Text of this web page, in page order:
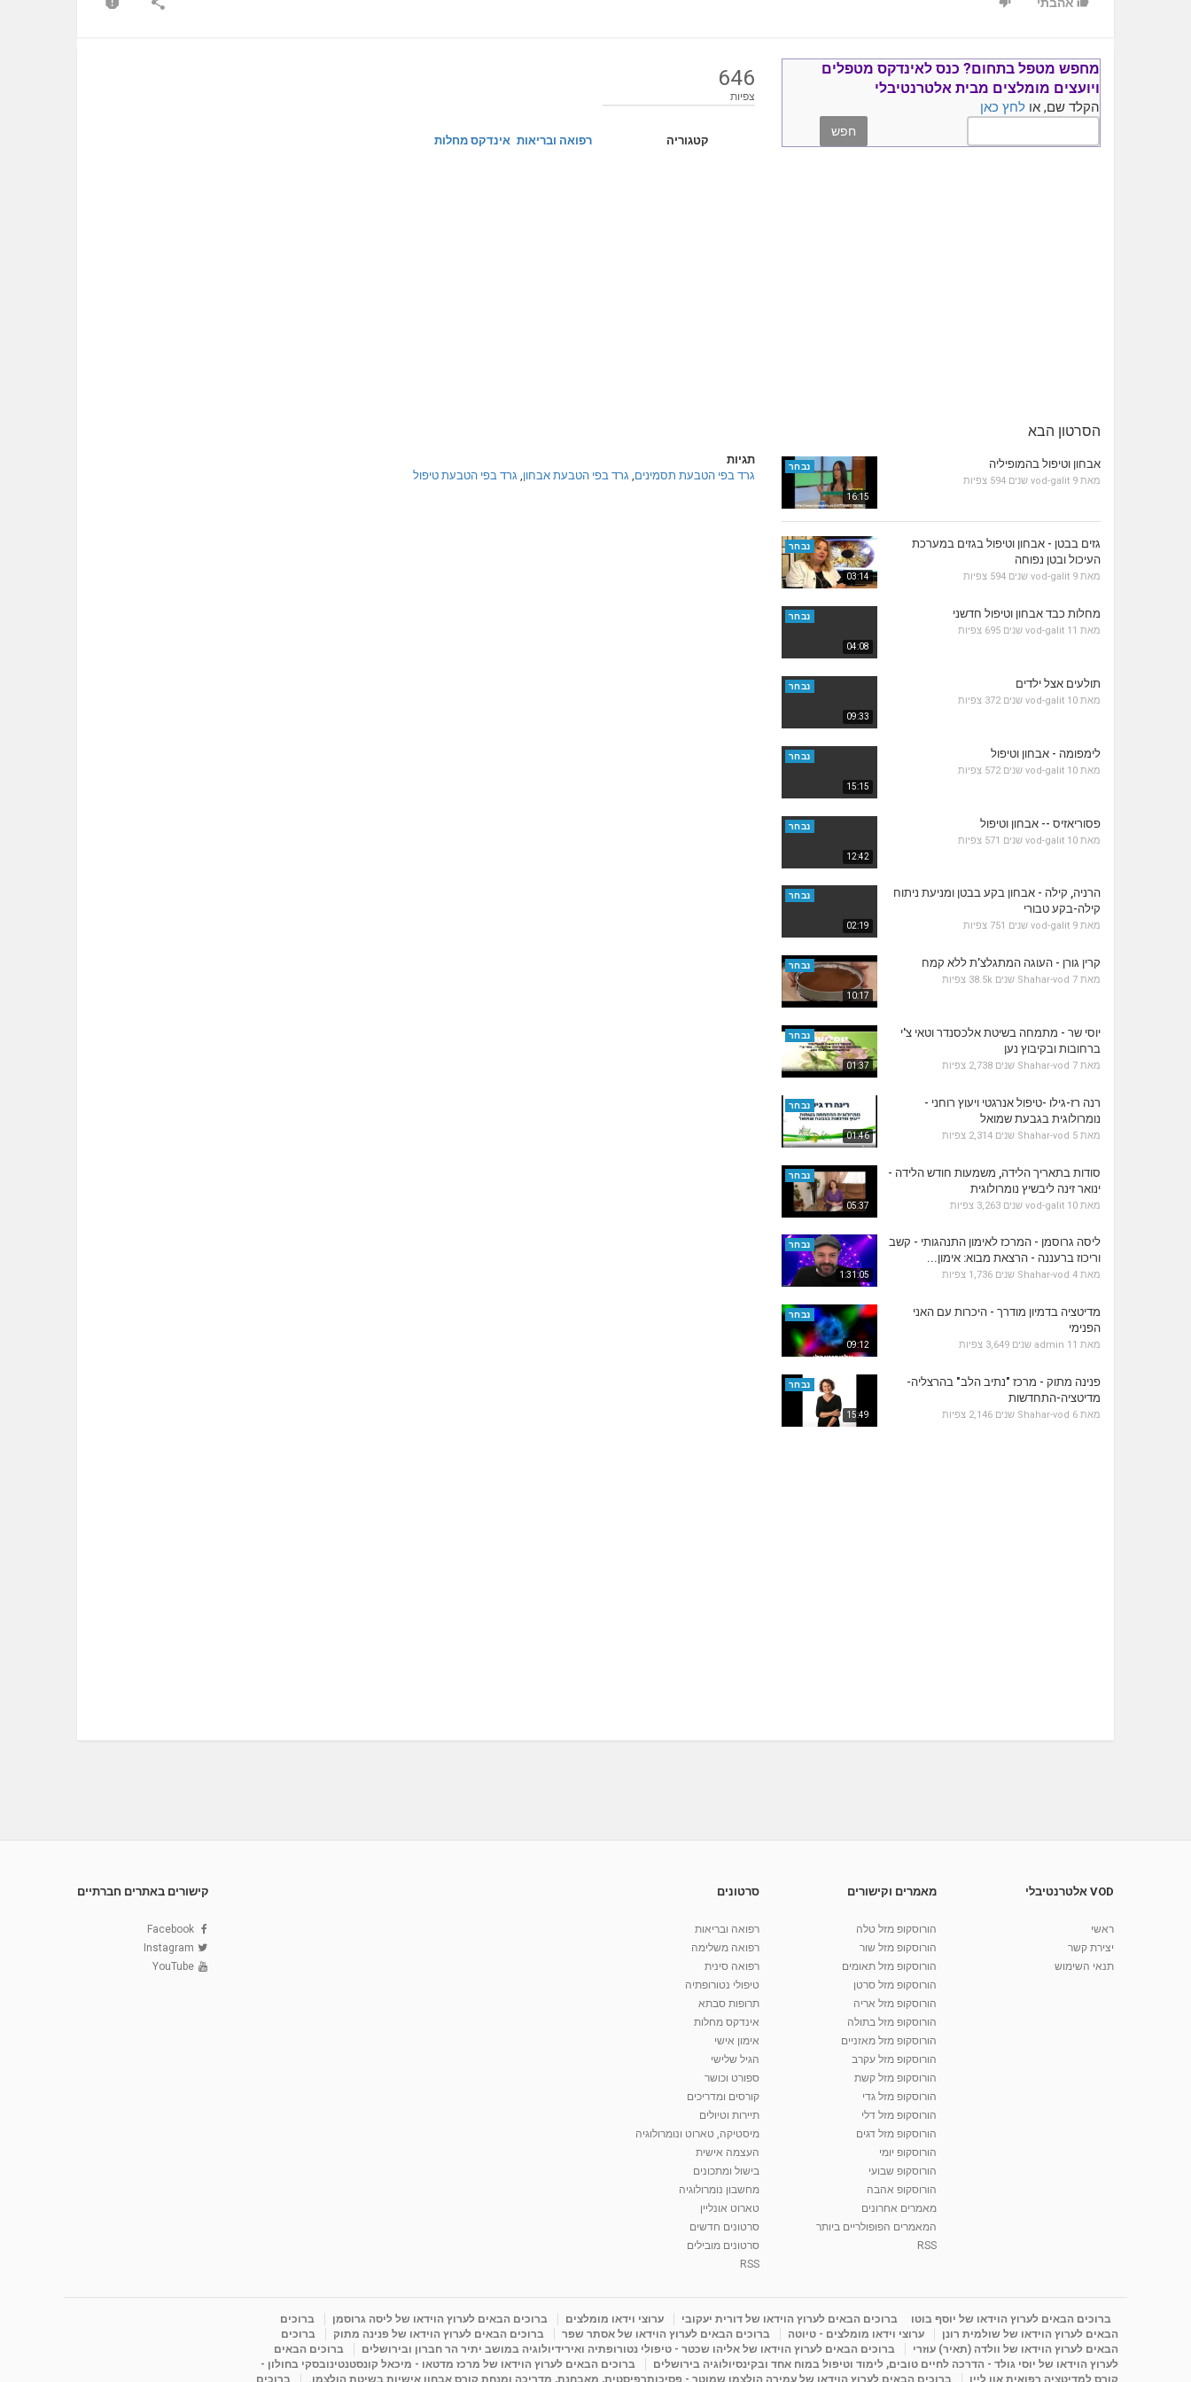
אהבתי
646
צפיות
קטגוריה רפואה ובריאות אינדקס מחלות
תגיות
גרד בפי הטבעת תסמינים, גרד בפי הטבעת אבחון, גרד בפי הטבעת טיפול
מחפש מטפל בתחום? כנס לאינדקס מטפלים
ויועצים מומלצים מבית אלטרנטיבלי
הקלד שם, או לחץ כאן
הסרטון הבא
16:15
נבחר אבחון וטיפול בהמופיליה
מאת vod-galit 9 שנים 594 צפיות
03:14
נבחר
גזים בבטן - אבחון וטיפול בגזים במערכת
העיכול ובטן נפוחה
מאת vod-galit 9 שנים 594 צפיות
04:08
נבחר מחלות כבד אבחון וטיפול חדשני
מאת vod-galit 11 שנים 695 צפיות
09:33
נבחר תולעים אצל ילדים
מאת vod-galit 10 שנים 372 צפיות
15:15
נבחר לימפומה - אבחון וטיפול
מאת vod-galit 10 שנים 572 צפיות
12:42
נבחר פסוריאזיס -- אבחון וטיפול
מאת vod-galit 10 שנים 571 צפיות
02:19
נבחר
הרניה, קילה - אבחון בקע בבטן ומניעת ניתוח
קילה-בקע טבורי
מאת vod-galit 9 שנים 751 צפיות
10:17
נבחר קרין גורן - העוגה המתגלצ’ת ללא קמח
מאת Shahar-vod 7 שנים 38.5k צפיות
01:37
נבחר
יוסי שר - מתמחה בשיטת אלכסנדר וטאי צ'י
ברחובות ובקיבוץ נען
מאת Shahar-vod 7 שנים 2,738 צפיות
01:46
נבחר
רנה רז-גילו -טיפול אנרגטי ויעוץ רוחני -
נומרולוגית בגבעת שמואל
מאת Shahar-vod 5 שנים 2,314 צפיות
05:37
נבחר
סודות בתאריך הלידה, משמעות חודש הלידה -
ינואר זינה ליבשיץ נומרולוגית
מאת vod-galit 10 שנים 3,263 צפיות
1:31:05
נבחר
ליסה גרוסמן - המרכז לאימון התנהגותי - קשב
וריכוז ברעננה - הרצאת מבוא: אימון...
מאת Shahar-vod 4 שנים 1,736 צפיות
09:12
נבחר
מדיטציה בדמיון מודרך - היכרות עם האני
הפנימי
מאת admin 11 שנים 3,649 צפיות
15:49
נבחר
פנינה מתוק - מרכז "נתיב הלב" בהרצליה-
מדיטציה-התחדשות
מאת Shahar-vod 6 שנים 2,146 צפיות
VOD אלטרנטיבלי
ראשי
יצירת קשר
תנאי השימוש
מאמרים וקישורים
הורוסקופ מזל טלה
הורוסקופ מזל שור
הורוסקופ מזל תאומים
הורוסקופ מזל סרטן
הורוסקופ מזל אריה
הורוסקופ מזל בתולה
הורוסקופ מזל מאזניים
הורוסקופ מזל עקרב
הורוסקופ מזל קשת
הורוסקופ מזל גדי
הורוסקופ מזל דלי
הורוסקופ מזל דגים
הורוסקופ יומי
הורוסקופ שבועי
הורוסקופ אהבה
מאמרים אחרונים
המאמרים הפופולריים ביותר
RSS
סרטונים
רפואה ובריאות
רפואה משלימה
רפואה סינית
טיפולי נטורופתיה
תרופות סבתא
אינדקס מחלות
אימון אישי
הגיל שלישי
ספורט וכושר
קורסים ומדריכים
תיירות וטיולים
מיסטיקה, טארוט ונומרולוגיה
העצמה אישית
בישול ומתכונים
מחשבון נומרולוגיה
טארוט אונליין
סרטונים חדשים
סרטונים מובילים
RSS
קישורים באתרים חברתיים
Facebook
Instagram
YouTube
ברוכים הבאים לערוץ הוידאו של יוסף בוטו ברוכים הבאים לערוץ הוידאו של דורית יעקובי ערוצי וידאו מומלצים ברוכים הבאים לערוץ הוידאו של ליסה גרוסמן
ברוכים
הבאים לערוץ הוידאו של שולמית רונן
ערוצי וידאו מומלצים - טיוטה ברוכים הבאים לערוץ הוידאו של אסתר שפר ברוכים הבאים לערוץ הוידאו של פנינה מתוק
ברוכים
הבאים לערוץ הוידאו של וולדה (תאיר) עוזרי
ברוכים הבאים לערוץ הוידאו של אליהו שכטר - טיפולי נטורופתיה ואירידיולוגיה במושב יתיר הר חברון ובירושלים
ברוכים הבאים
לערוץ הוידאו של יוסי גולד - הדרכה לחיים טובים, לימוד וטיפול במוח אחד ובקינסיולוגיה בירושלים
ברוכים הבאים לערוץ הוידאו של מרכז מדטאו - מיכאל קונסטנטינובסקי בחולון -
קורס למדיטציה רפואית און ליין
ברוכים הבאים לערוץ הוידאו של עמירה הולצמן שמוטר - פסיכותרפיסטית, מאבחנת, מדריכה ומנחת קורס אבחון אישיות בשיטת הולצמן. ברוכים